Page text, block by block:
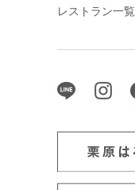
レストラン一覧